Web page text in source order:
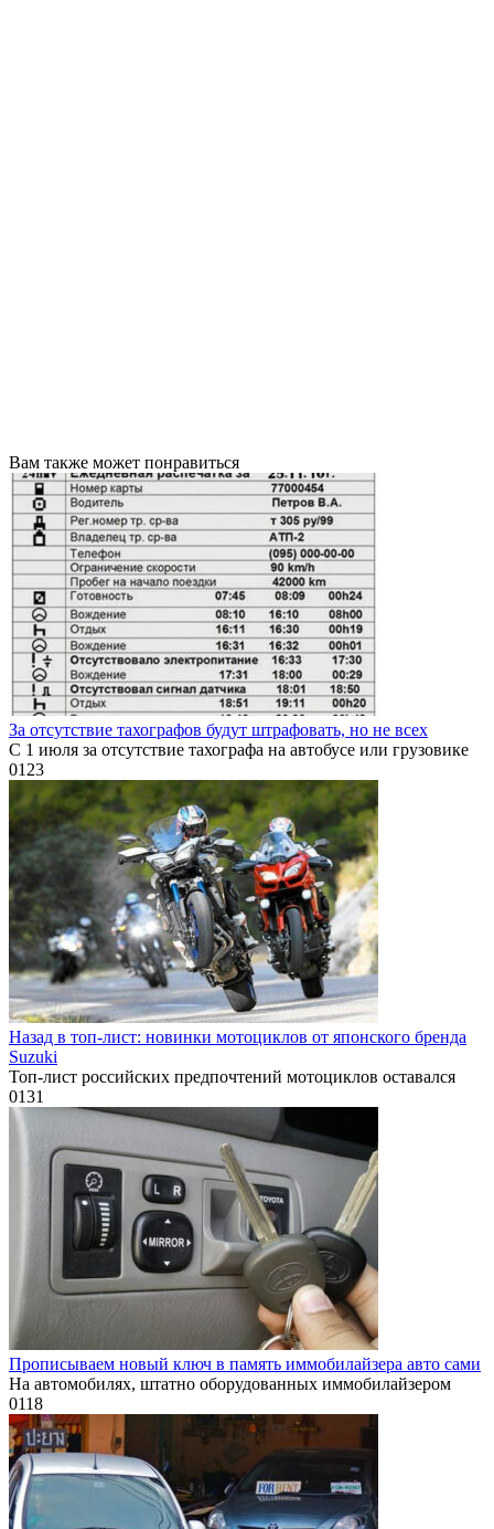
Вам также может понравиться
За отсутствие тахографов будут штрафовать, но не всех
С 1 июля за отсутствие тахографа на автобусе или грузовике
0123
Назад в топ-лист: новинки мотоциклов от японского бренда
Suzuki
Топ-лист российских предпочтений мотоциклов оставался
0131
Прописываем новый ключ в память иммобилайзера авто сами
На автомобилях, штатно оборудованных иммобилайзером
0118